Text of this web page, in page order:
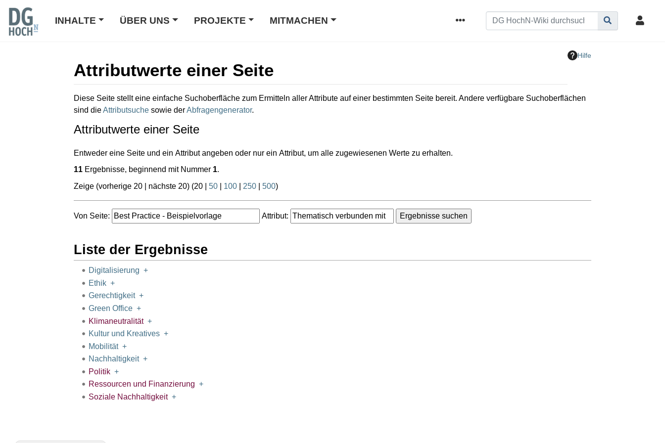
INHALTE ÜBER UNS PROJEKTE MITMACHEN
Hilfe
Attributwerte einer Seite
Wechseln zu:Navigation,Suche
Diese Seite stellt eine einfache Suchoberfläche zum Ermitteln aller Attribute auf einer bestimmten Seite bereit. Andere verfügbare Suchoberflächen
sind dieAttributsuche sowie derAbfragengenerator.
Attributwerte einer Seite
Entweder eine Seite und ein Attribut angeben oder nur ein Attribut, um alle zugewiesenen Werte zu erhalten.
11 Ergebnisse, beginnend mit Nummer 1.
Zeige (vorherige 20 nächste 20) (20 50 100 250 500)
Von Seite: Attribut:
Liste der Ergebnisse
Digitalisierung +
Ethik +
Gerechtigkeit +
Green Office +
Klimaneutralität +
Kultur und Kreatives +
Mobilität +
Nachhaltigkeit +
Politik +
Ressourcen und Finanzierung +
Soziale Nachhaltigkeit +